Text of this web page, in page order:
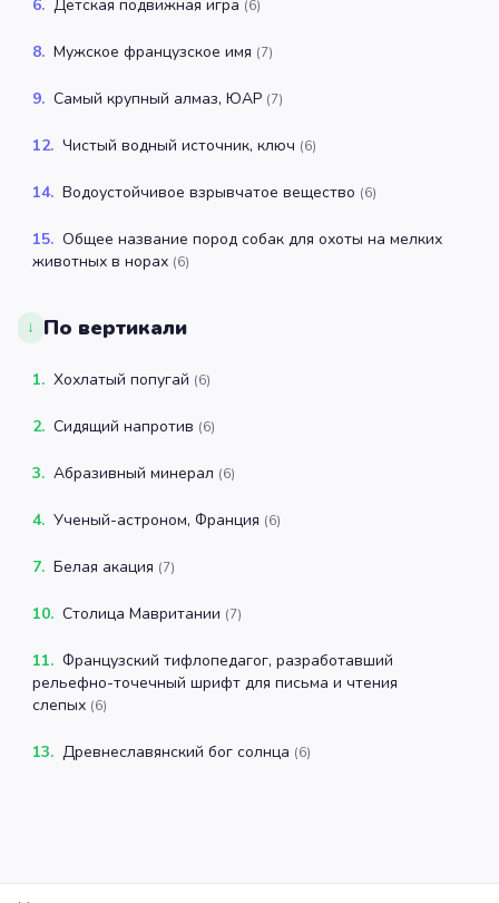
6. Детская подвижная игра (6)
8. Мужское французское имя (7)
9. Самый крупный алмаз, ЮАР (7)
12. Чистый водный источник, ключ (6)
14. Водоустойчивое взрывчатое вещество (6)
15. Общее название пород собак для охоты на мелких
животных в норах (6)
↓ По вертикали
1. Хохлатый попугай (6)
2. Сидящий напротив (6)
3. Абразивный минерал (6)
4. Ученый-астроном, Франция (6)
7. Белая акация (7)
10. Столица Мавритании (7)
11. Французский тифлопедагог, разработавший
рельефно-точечный шрифт для письма и чтения
слепых (6)
13. Древнеславянский бог солнца (6)